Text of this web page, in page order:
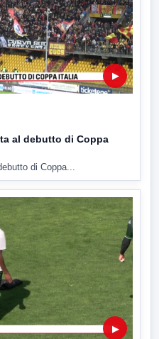
▶
al debutto di Coppa
di Coppa...
▶